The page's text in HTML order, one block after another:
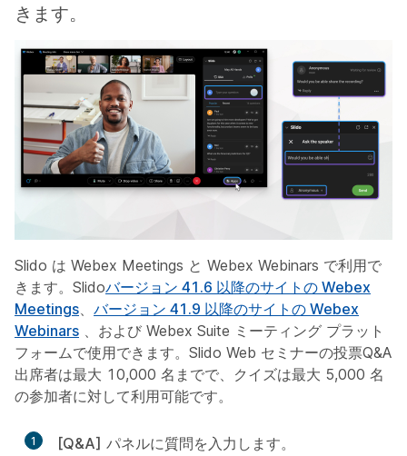
きます。
Slido は Webex Meetings と Webex Webinars で利用で
きます。Slidoバージョン 41.6 以降のサイトの Webex
Meetings、 バージョン 41.9 以降のサイトの Webex
Webinars 、および Webex Suite ミーティング プラット
フォームで使用できます。Slido Web セミナーの投票Q&A
出席者は最大 10,000 名までで、クイズは最大 5,000 名
の参加者に対して利用可能です。
1 [Q&A] パネルに質問を入力します。